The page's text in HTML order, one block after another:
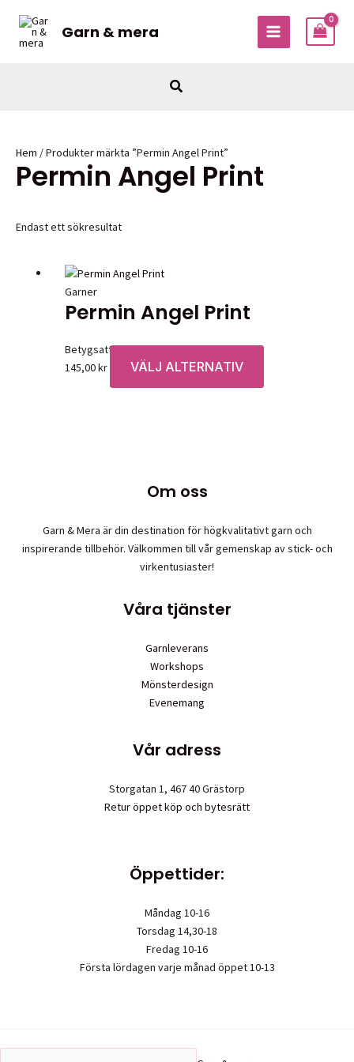
innehåll
Garn & mera
MAIN
Sök
Hem / Produkter märkta ”Permin Angel Print”
Permin Angel Print
Endast ett sökresultat
Garner
Permin Angel Print
Betygsatt0av 5
145,00kr VÄLJ ALTERNATIV
här
kan
väljas
Om oss
Garn & Mera är din destination för högkvalitativt garn och
inspirerande tillbehör. Välkommen till vår gemenskap av stick- och
virkentusiaster!
Våra tjänster
Garnleverans
Workshops
Mönsterdesign
Evenemang
Vår adress
Storgatan 1, 467 40 Grästorp
Retur öppet köp och bytesrätt
Öppettider:
Måndag 10-16
Torsdag 14,30-18
Fredag 10-16
Första lördagen varje månad öppet 10-13